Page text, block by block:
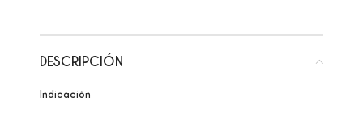
DESCRIPCIÓN
Indicación